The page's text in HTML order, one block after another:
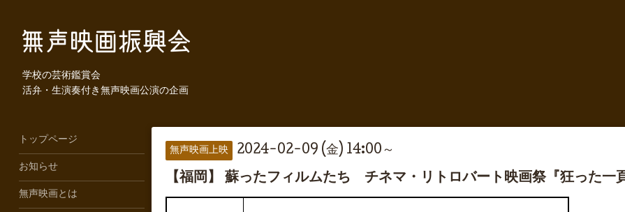
学校の芸術鑑賞会
活弁・生演奏付き無声映画公演の企画
無声映画上映 2024-02-09 (金) 14:00～
【福岡】 蘇ったフィルムたち チネマ・リトロバート映画祭『狂った一
トップページ
お知らせ
無声映画とは